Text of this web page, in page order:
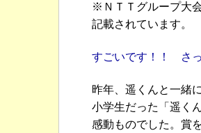
※ＮＴＴグループ大
記載されています。
すごいです！！ さ
昨年、遥くんと一緒
小学生だった「遥く
感動ものでした。賞